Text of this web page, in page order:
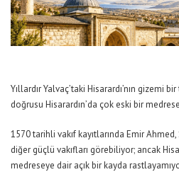
Yıllardır Yalvaç’taki Hisarardı’nın gizemi
doğrusu Hisarardın’da çok eski bir
1570 tarihli vakıf kayıtlarında Emir
diğer güçlü vakıfları görebiliyor; ancak
medreseye dair açık bir kayda